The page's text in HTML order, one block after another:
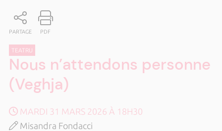
PARTAGE PDF
TEATRU
Nous n’attendons personne
(Veghja)
MARDI 31 MARS 2026 À 18H30
Misandra Fondacci